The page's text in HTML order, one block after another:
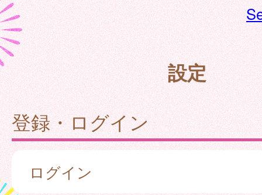
設定
登録・ログイン
ログイン